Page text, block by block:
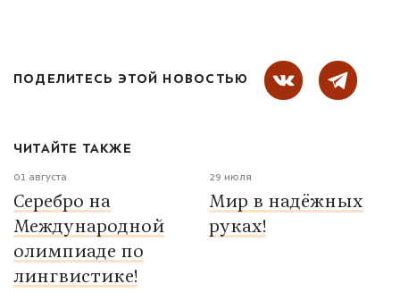
ПОДЕЛИТЕСЬ ЭТОЙ НОВОСТЬЮ
ЧИТАЙТЕ ТАКЖЕ
01 августа
Серебро на
Международной
олимпиаде по
лингвистике!
29 июля
Мир в надёжных
руках!